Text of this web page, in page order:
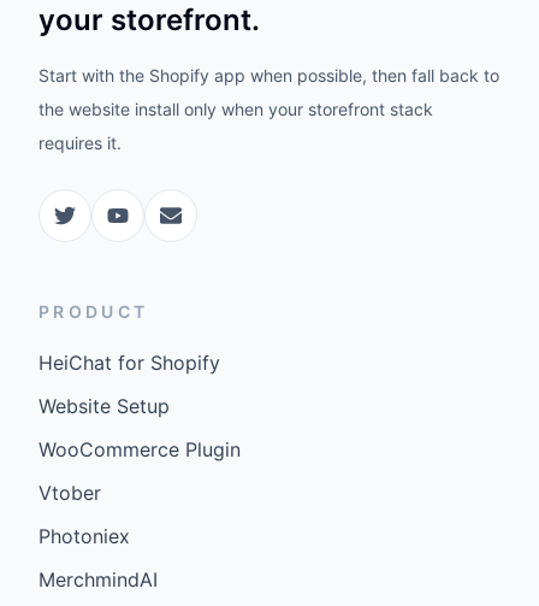
your storefront.
Start with the Shopify app when possible, then fall back to
the website install only when your storefront stack
requires it.
PRODUCT
HeiChat for Shopify
Website Setup
WooCommerce Plugin
Vtober
Photoniex
MerchmindAI